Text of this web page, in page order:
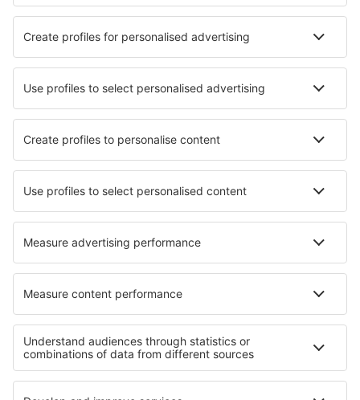
Hotels in Tobermory Hotels in Thorold
Die besten Hotels - Städte
Hotels in Bellosguardo Hotels Loubejac
Hotels in Komagane Hotels in Pressath
Hotels in Bautino Hotels in Avin Hotels in Penk
Hotels in Juliaca
Die besten Hotels - Regionen
Hotels im Banff-Nationalpark Hotels auf Prinz-Edward-Insel
Hotels im Jasper-Nationalpark Hotels auf Mauritius